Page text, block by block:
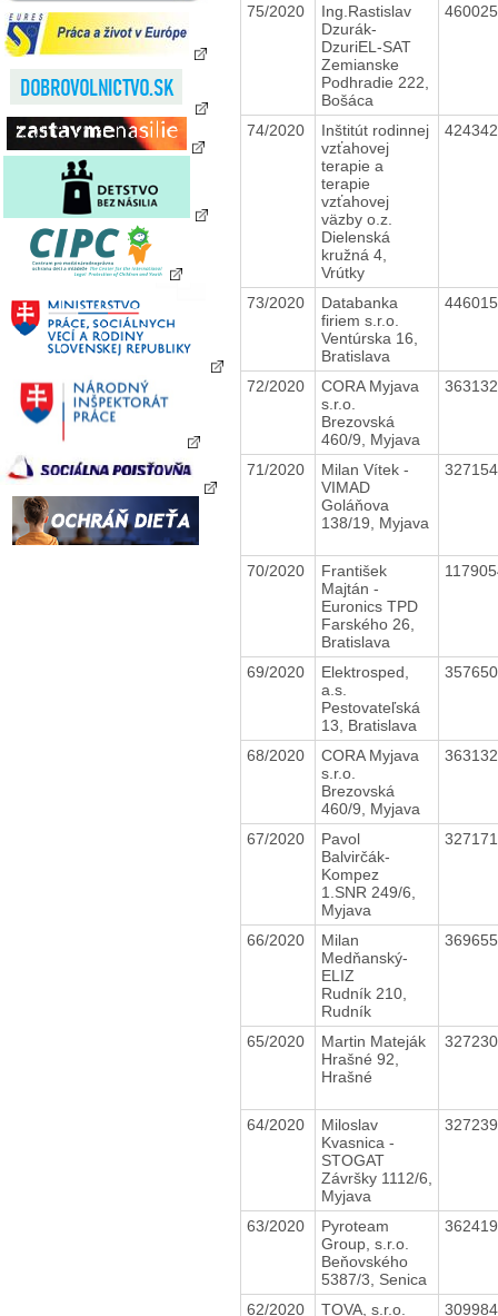
75/2020
Ing.Rastislav
Dzurák-
DzuriEL-SAT
Zemianske
Podhradie 222,
Bošáca
74/2020
Inštitút rodinnej
vzťahovej
terapie a
terapie
vzťahovej
väzby o.z.
Dielenská
kružná 4,
Vrútky
73/2020
Databanka
firiem s.r.o.
Ventúrska 16,
Bratislava
72/2020
CORA Myjava
s.r.o.
Brezovská
460/9, Myjava
71/2020
Milan Vítek -
VIMAD
Goláňova
138/19, Myjava
70/2020
František
Majtán -
Euronics TPD
Farského 26,
Bratislava
69/2020
Elektrosped,
a.s.
Pestovateľská
13, Bratislava
68/2020
CORA Myjava
s.r.o.
Brezovská
460/9, Myjava
67/2020
Pavol
Balvirčák-
Kompez
1.SNR 249/6,
Myjava
66/2020
Milan
Medňanský-
ELIZ
Rudník 210,
Rudník
65/2020
Martin Mateják
Hrašné 92,
Hrašné
64/2020
Miloslav
Kvasnica -
STOGAT
Závršky 1112/6,
Myjava
63/2020
Pyroteam
Group, s.r.o.
Beňovského
5387/3, Senica
62/2020 TOVA, s.r.o.